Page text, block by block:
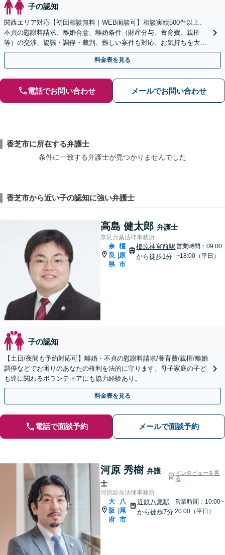
子の認知
関西エリア対応【初回相談無料｜WEB面談可】相談実績500件以上、
不貞の慰謝料請求、離婚合意、離婚条件（財産分与、養育費、親権
等）の交渉、協議・調停・裁判、難しい案件も対応。お気持ちを大切
に、最良の解決へ【弁護士歴15年以上｜子連れ相談可】
料金表を見る
電話でお問い合わせ メールでお問い合わせ
香芝市に所在する弁護士
条件に一致する弁護士が見つかりませんでした
香芝市から近い子の認知に強い弁護士
高島 健太郎 弁護士
奈良万葉法律事務所
奈
良
県
橿
原
市
橿原神宮前駅
から徒歩1分
営業時間：09:00
~18:00（平日）
子の認知
【土日/夜間も予約対応可】離婚・不貞の慰謝料請求/養育費/親権/離婚
調停などでお困りのあなたの権利を法的に守ります。母子家庭の子ど
も達に関わるボランティアにも協力経験あり。
料金表を見る
電話で面談予約 メールで面談予約
河原 秀樹 弁護
士
インタビューを見
る
河原綜合法律事務所
大
阪
府
八
尾
市
近鉄八尾駅
から徒歩7分
営業時間：10:00~
20:00（平日）